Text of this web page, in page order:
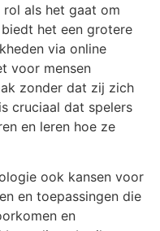
als het gaat om
het een grotere
via online
voor mensen
zonder dat zij zich
cruciaal dat spelers
en leren hoe ze
ook kansen voor
en toepassingen die
en